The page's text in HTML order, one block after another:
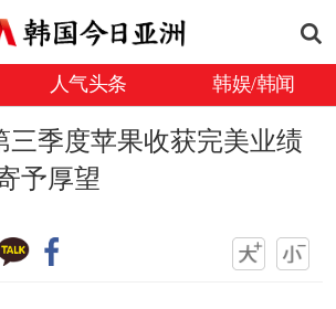
人气头条 韩娱/韩闻
三季度苹果收获完美业绩
予厚望